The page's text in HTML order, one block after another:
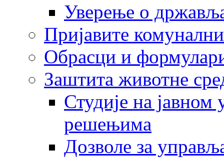
Уверење о
Пријавите
Обрасци и
Заштита животне
Студије на
решењима
Дозволе за